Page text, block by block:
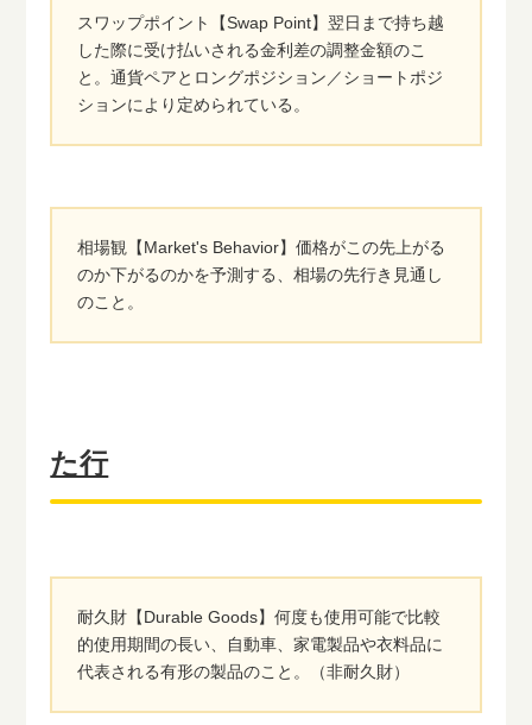
スワップポイント【Swap Point】翌日まで持ち越
した際に受け払いされる金利差の調整金額のこ
と。通貨ペアとロングポジション／ショートポジ
ションにより定められている。
相場観【Market's Behavior】価格がこの先上がる
のか下がるのかを予測する、相場の先行き見通し
のこと。
た行
耐久財【Durable Goods】何度も使用可能で比較
的使用期間の長い、自動車、家電製品や衣料品に
代表される有形の製品のこと。（非耐久財）